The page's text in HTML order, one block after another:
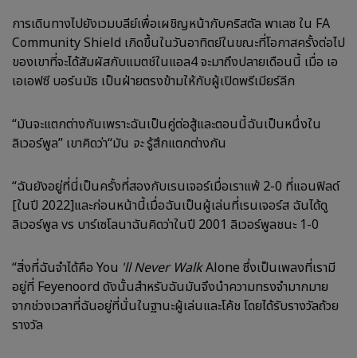
การเดินทางไปยังเวมบลีย์เพื่อเผชิญหน้ากับคริสตัล พาเลซ ใน FA
Community Shield เกิดขึ้นในวันอาทิตย์ในขณะที่โอกาสครั้งต่อไป
ของเขาที่จะได้สัมผัสกับแมตช์ในแอล4 จะมาถึงปลายเดือนนี้ เมื่อ เอ
เอเอฟซี บอร์นมัธ เป็นฝ่ายตรงข้ามให้กับผู้เปิดพรีเมียร์ลีก
“มันจะแตกต่างกันเพราะฉันเป็นคู่ต่อสู้และตอนนี้ฉันเป็นหนึ่งใน
ลิเวอร์พูล” เขาคิดว่า“มัน จะรู้สึกแตกต่างกัน
“ฉันยังอยู่ที่นี่เป็นครั้งที่สองกับเรนเจอร์เมื่อเราแพ้ 2-0 ที่แอนฟิลด์
[ในปี 2022]และก่อนหน้านี้เมื่อฉันเป็นผู้เล่นที่เรนเจอร์ส ฉันได้ดู
ลิเวอร์พูล vs บาร์เซโลนาฉันคิดว่าในปี 2001 ลิเวอร์พูลชนะ 1-0
“สิ่งที่ฉันจำได้คือ You 'll Never WalkAlone ซึ่งเป็นเพลงที่เรามี
อยู่ที่ Feyenoord ดังนั้นสำหรับฉันมันจึงนำความทรงจำมากมาย
จากช่วงเวลาที่ฉันอยู่ที่นั่นในฐานะผู้เล่นและโค้ช โดยได้รับรางวัลถ้วย
รางวัล